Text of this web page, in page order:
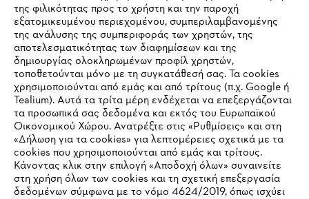
Εταιρεία
STIHL Συχνές ερωτήσεις
της φιλικότητας προς το χρήστη και την παροχή
εξατομικευμένου περιεχομένου, συμπεριλαμβανομένης
της ανάλυσης της συμπεριφοράς των χρηστών, της
αποτελεσματικότητας των διαφημίσεων και της
δημιουργίας ολοκληρωμένων προφίλ χρηστών,
τοποθετούνται μόνο με τη συγκατάθεσή σας. Τα cookies
χρησιμοποιούνται από εμάς και από τρίτους (π.χ. Google ή
Tealium). Αυτά τα τρίτα μέρη ενδέχεται να επεξεργάζονται
τα προσωπικά σας δεδομένα και εκτός του Ευρωπαϊκού
Οικονομικού Χώρου. Ανατρέξτε στις «Ρυθμίσεις» και στη
«Δήλωση για τα cookies» για λεπτομέρειες σχετικά με τα
cookies που χρησιμοποιούνται από εμάς και τρίτους.
Κάνοντας κλικ στην επιλογή «Αποδοχή όλων» συναινείτε
στη χρήση όλων των cookies και τη σχετική επεξεργασία
δεδομένων σύμφωνα με το νόμο 4624/2019, όπως ισχύει